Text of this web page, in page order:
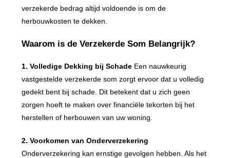
verzekerde bedrag altijd voldoende is om de
herbouwkosten te dekken.
Waarom is de Verzekerde Som Belangrijk?
1. Volledige Dekking bij Schade Een nauwkeurig
vastgestelde verzekerde som zorgt ervoor dat u volledig
gedekt bent bij schade. Dit betekent dat u zich geen
zorgen hoeft te maken over financiële tekorten bij het
herstellen of herbouwen van uw woning.
2. Voorkomen van Onderverzekering
Onderverzekering kan ernstige gevolgen hebben. Als het